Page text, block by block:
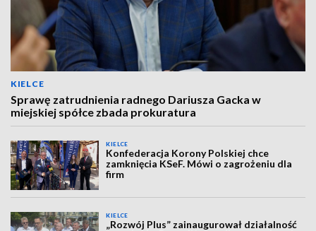
KIELCE
Sprawę zatrudnienia radnego Dariusza Gacka w
miejskiej spółce zbada prokuratura
KIELCE
Konfederacja Korony Polskiej chce
zamknięcia KSeF. Mówi o zagrożeniu dla
firm
KIELCE
„Rozwój Plus” zainaugurował działalność